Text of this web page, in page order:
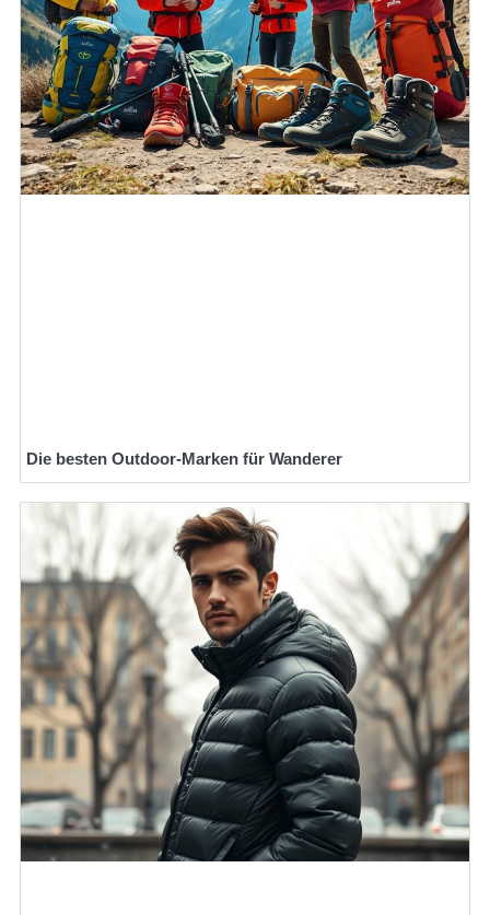
Die besten Outdoor-Marken für Wanderer